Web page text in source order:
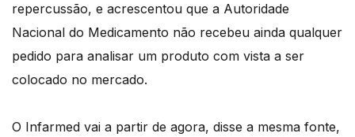
repercussão, e acrescentou que a Autoridade
Nacional do Medicamento não recebeu ainda qualquer
pedido para analisar um produto com vista a ser
colocado no mercado.
O Infarmed vai a partir de agora, disse a mesma fonte,